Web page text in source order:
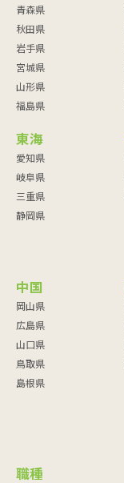
青森県
秋田県
岩手県
宮城県
山形県
福島県
東海
愛知県
岐阜県
三重県
静岡県
中国
岡山県
広島県
山口県
鳥取県
島根県
職種